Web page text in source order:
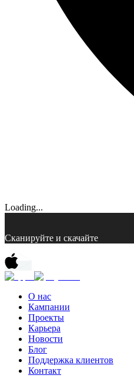
Loading...
Сканируйте и скачайте
О нас
Кампании
Проекты
Карьера
Новости
Блог
Поддержка клиентов
Контакт